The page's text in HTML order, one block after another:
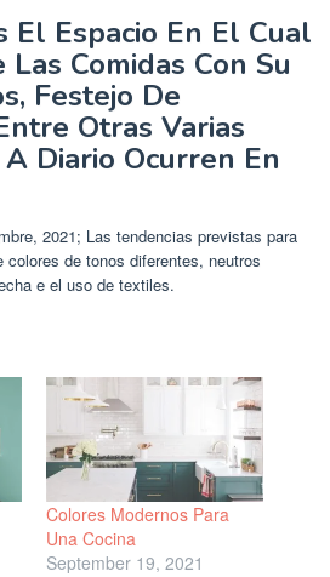
El Espacio En El Cual
Comidas Con Su
Festejo De
Otras Varias
Diario Ocurren En
2021; Las tendencias previstas para
colores de tonos diferentes, neutros
e el uso de textiles.
Colores Modernos Para
Una Cocina
September 19, 2021